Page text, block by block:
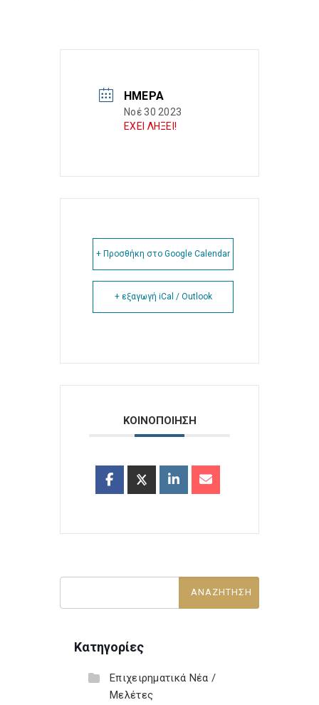
ΗΜΈΡΑ
Νοέ 30 2023
ΕΧΕΙ ΛΗΞΕΙ!
+ Προσθήκη στο Google Calendar
+ εξαγωγή iCal / Outlook
ΚΟΙΝΟΠΟΙΗΣΗ
Κατηγορίες
Επιχειρηματικά Νέα /
Μελέτες